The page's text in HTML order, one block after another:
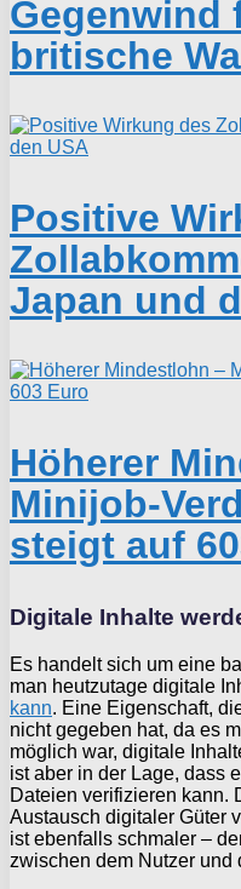
Gegenwind
britische
Positive
Japan und
Höherer
Minijob-
steigt auf
Digitale Inhalte
Es handelt sich um eine
man heutzutage digitale
kann. Eine Eigenschaft,
nicht gegeben hat, da es
möglich war, digitale
ist aber in der Lage, dass
Dateien verifizieren kann.
Austausch digitaler Güter
ist ebenfalls schmaler –
zwischen dem Nutzer und